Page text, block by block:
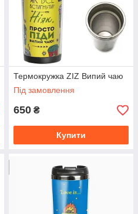
Термокружка ZIZ Випий чаю
Під замовлення
650 ₴
Купити